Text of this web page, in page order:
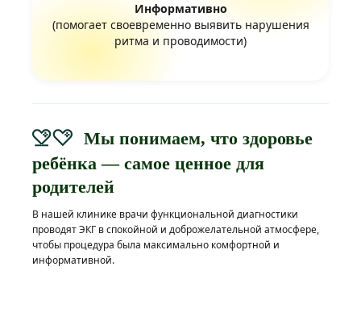
Информативно
(помогает своевременно выявить нарушения
ритма и проводимости)
Мы понимаем, что здоровье
ребёнка — самое ценное для
родителей
В нашей клинике врачи функциональной диагностики
проводят ЭКГ в спокойной и доброжелательной атмосфере,
чтобы процедура была максимально комфортной и
информативной.